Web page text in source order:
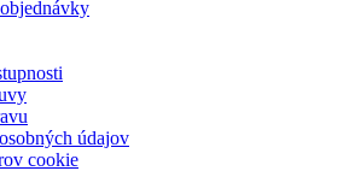
údajov
cookie